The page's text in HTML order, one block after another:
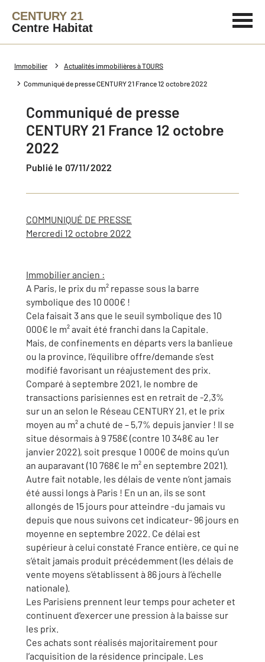
CENTURY 21
Centre Habitat
Immobilier Actualités immobilières à TOURS
Communiqué de presse CENTURY 21 France 12 octobre 2022
Communiqué de presse
CENTURY 21 France 12 octobre
2022
Publié le 07/11/2022
COMMUNIQUÉ DE PRESSE
Mercredi 12 octobre 2022
Immobilier ancien :
A Paris, le prix du m² repasse sous la barre
symbolique des 10 000€ !
Cela faisait 3 ans que le seuil symbolique des 10
000€ le m² avait été franchi dans la Capitale.
Mais, de confinements en départs vers la banlieue
ou la province, l’équilibre offre/demande s’est
modifié favorisant un réajustement des prix.
Comparé à septembre 2021, le nombre de
transactions parisiennes est en retrait de -2,3%
sur un an selon le Réseau CENTURY 21, et le prix
moyen au m² a chuté de – 5,7% depuis janvier ! Il se
situe désormais à 9 758€ (contre 10 348€ au 1er
janvier 2022), soit presque 1 000€ de moins qu’un
an auparavant (10 768€ le m² en septembre 2021).
Autre fait notable, les délais de vente n’ont jamais
été aussi longs à Paris ! En un an, ils se sont
allongés de 15 jours pour atteindre -du jamais vu
depuis que nous suivons cet indicateur- 96 jours en
moyenne en septembre 2022. Ce délai est
supérieur à celui constaté France entière, ce qui ne
s’était jamais produit précédemment (les délais de
vente moyens s’établissent à 86 jours à l’échelle
nationale).
Les Parisiens prennent leur temps pour acheter et
continuent d’exercer une pression à la baisse sur
les prix.
Ces achats sont réalisés majoritairement pour
l’acquisition de la résidence principale. Les